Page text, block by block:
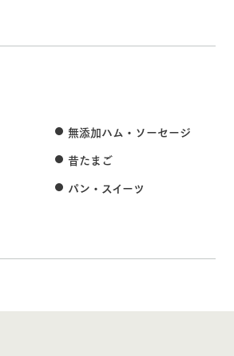
無添加ハム・ ソーセージ
昔たまご
パン・スイーツ